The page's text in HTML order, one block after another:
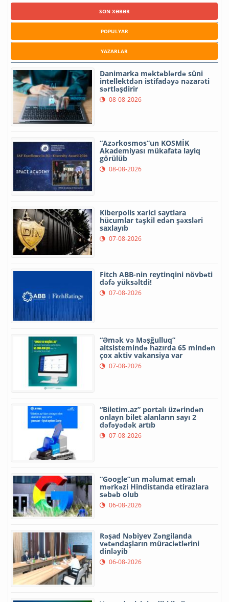
SON XƏBƏR
POPULYAR
YAZARLAR
Danimarka məktəblərdə süni
intellektdən istifadəyə nəzarəti
sərtləşdirir
08-08-2026
“Azərkosmos”un KOSMİK
Akademiyası mükafata layiq
görülüb
08-08-2026
Kiberpolis xarici saytlara
hücumlar təşkil edən şəxsləri
saxlayıb
07-08-2026
Fitch ABB-nin reytinqini növbəti
dəfə yüksəltdi!
07-08-2026
“Əmək və Məşğulluq”
altsistemində hazırda 65 mindən
çox aktiv vakansiya var
07-08-2026
“Biletim.az” portalı üzərindən
onlayn bilet alanların sayı 2
dəfəyədək artıb
07-08-2026
“Google”un məlumat emalı
mərkəzi Hindistanda etirazlara
səbəb olub
06-08-2026
Rəşad Nəbiyev Zəngilanda
vətəndaşların müraciətlərini
dinləyib
06-08-2026